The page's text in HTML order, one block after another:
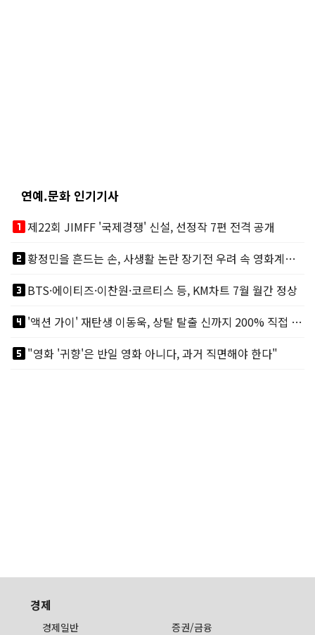
연예.문화 인기기사
looks_one제22회 JIMFF '국제경쟁' 신설, 선정작 7편 전격 공개
looks_two
황정민을 흔드는 손, 사생활 논란 장기전 우려 속 영화계도 리스크
looks_3BTS·에이티즈·이찬원·코르티스 등, KM차트 7월 월간 정상
looks_4
'액션 가이' 재탄생 이동욱, 상탈 탈출 신까지 200% 직접 소화
looks_5"영화 '귀향'은 반일 영화 아니다, 과거 직면해야 한다"
경제
경제일반
증권/금융